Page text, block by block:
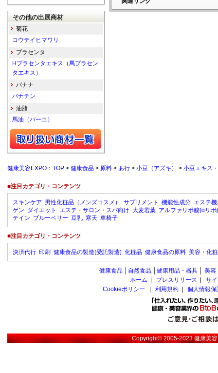
その他の出展商材
菊花
コウテイヒマワリ
プラセンタ
Hプラセンタエキス（馬プラセン
タエキス）
バナナ
バナチン
油脂
馬油（バーユ）
健康美容EXPO：TOP > 健康食品 > 原料 > あ行 > 小豆（アズキ） > 小豆エキス
■注目カテゴリ・コンテンツ
スキンケア 男性化粧品（メンズコスメ） サプリメント 機能性成分 エステ
ゲン ダイエット エステ・サロン・スパ向け 大麦若葉 アルファリポ酸(αリポ
テイン ブルーベリー 豆乳 寒天 車椅子
■注目カテゴリ・コンテンツ
決済代行 印刷 健康食品の製造(受託製造) 化粧品 健康食品の原料 美容・化
健康食品 自然食品 健康用品・器具 美容
ホーム
プレスリリース
サ
Cookieポリシー
利用規約 個人情報
Copyright© 2005-2023健康美